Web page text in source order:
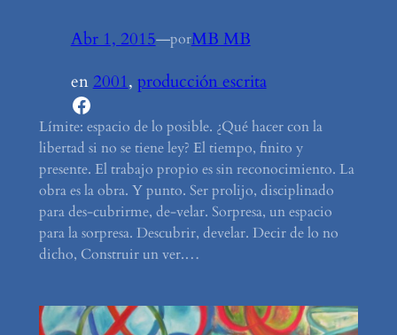
Abr 1, 2015—porMB MB
en 2001, producción escrita
Facebook
Límite: espacio de lo posible. ¿Qué hacer con la
libertad si no se tiene ley? El tiempo, finito y
presente. El trabajo propio es sin reconocimiento. La
obra es la obra. Y punto. Ser prolijo, disciplinado
para des-cubrirme, de-velar. Sorpresa, un espacio
para la sorpresa. Descubrir, develar. Decir de lo no
dicho, Construir un ver.…